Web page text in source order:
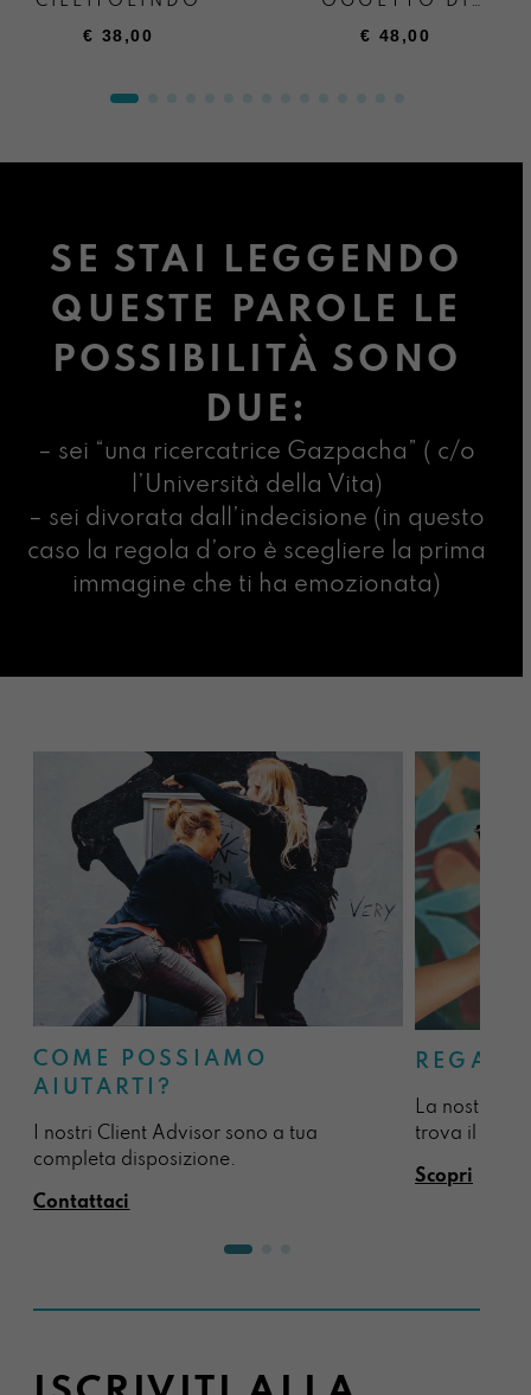
€ 38,00 € 48,00
SE STAI LEGGENDO
QUESTE PAROLE LE
POSSIBILITÀ SONO
DUE:
– sei “una ricercatrice Gazpacha” ( c/o
l’Università della Vita)
– sei divorata dall’indecisione (in questo
caso la regola d’oro è scegliere la prima
immagine che ti ha emozionata)
COME POSSIAMO
AIUTARTI?
I nostri Client Advisor sono a tua
completa disposizione.
Contattaci
La nostra
trova il
Scopri